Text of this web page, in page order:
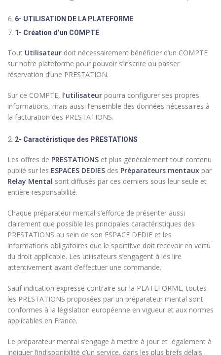
6- UTILISATION DE LA PLATEFORME
1- Création d’un COMPTE
Tout Utilisateur doit nécessairement bénéficier d’un COMPTE
sur notre plateforme pour pouvoir s’inscrire ou passer
réservation d’une PRESTATION.
Sur ce COMPTE, l’utilisateur pourra configurer ses propres
informations, mais aussi l’ensemble des données nécessaires à
la facturation des PRESTATIONS.
2- Caractéristique des PRESTATIONS
Les offres de PRESTATIONS et plus généralement tout contenu
publié sur les ESPACES DEDIES des Préparateurs mentaux par
Relay Mental sont diffusés par ces derniers sous leur seule et
entière responsabilité.
Chaque préparateur mental s’efforce de présenter aussi
clairement que possible les principales caractéristiques des
PRESTATIONS au sein de son ESPACE DEDIE et les
informations obligatoires que le sportif.ve doit recevoir en vertu
du droit applicable. Les utilisateurs s’engagent à les lire
attentivement avant d’effectuer une commande.
Sauf indication expresse contraire sur la PLATEFORME, toutes
les PRESTATIONS proposées par un préparateur mental sont
conformes à la législation européenne en vigueur et aux normes
applicables en France.
Le préparateur mental s’engage à mettre à jour et également à
indiquer l’indisponibilité d’un service, dans les plus brefs délais